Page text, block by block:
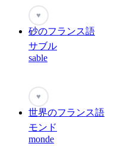
♥
砂のフランス語
サブル
sable
♥
世界のフランス語
モンド
monde